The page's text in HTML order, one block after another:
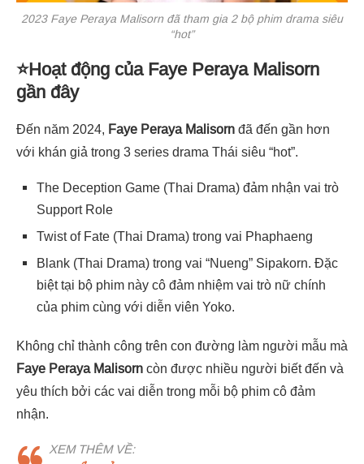
2023 Faye Peraya Malisorn đã tham gia 2 bộ phim drama siêu
“hot”
⭐Hoạt động của Faye Peraya Malisorn
gần đây
Đến năm 2024, Faye Peraya Malisorn đã đến gần hơn
với khán giả trong 3 series drama Thái siêu “hot”.
The Deception Game (Thai Drama) đảm nhận vai trò
Support Role
Twist of Fate (Thai Drama) trong vai Phaphaeng
Blank (Thai Drama) trong vai “Nueng” Sipakorn. Đặc
biệt tại bộ phim này cô đảm nhiệm vai trò nữ chính
của phim cùng với diễn viên Yoko.
Không chỉ thành công trên con đường làm người mẫu mà
Faye Peraya Malisorn còn được nhiều người biết đến và
yêu thích bởi các vai diễn trong mỗi bộ phim cô đảm
nhận.
XEM THÊM VỀ: